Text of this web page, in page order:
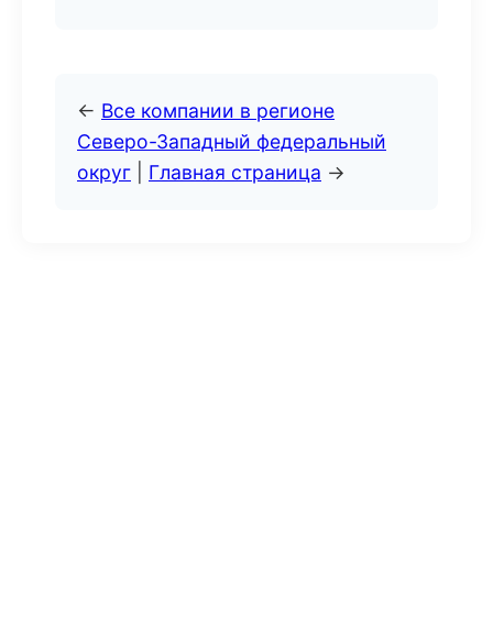
← Все компании в регионе
Северо-Западный федеральный
округ
Главная страница →